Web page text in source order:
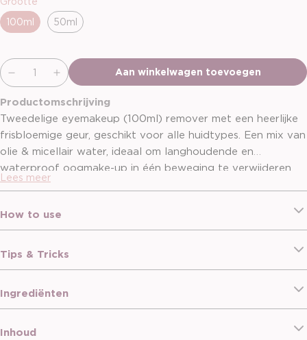
100ml
50ml
Aan winkelwagen toevoegen
Productomschrijving
Tweedelige eyemakeup (100ml) remover met een heerlijke
frisbloemige geur, geschikt voor alle huidtypes. Een mix van
olie & micellair water, ideaal om langhoudende en
waterproof oogmake-up in één beweging te verwijderen.
De micellen van deze eyemakeup remover vangen makkelijk
ogen intens gereinigd, fris en gehydrateerd achterblijven.
Lees meer
How to use
Tips & Tricks
Ingrediënten
Inhoud